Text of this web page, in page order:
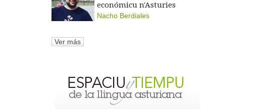
económicu n'Asturies
Nacho Berdiales
Ver más